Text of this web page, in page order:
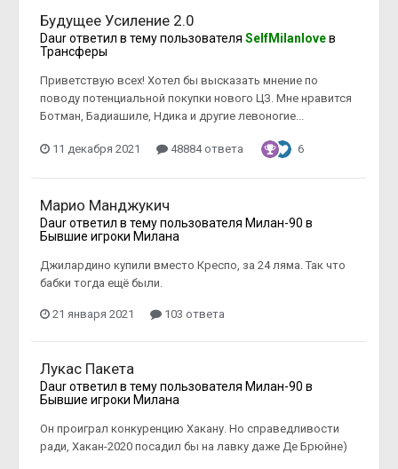
Будущее Усиление 2.0
Daurответил в тему пользователя SelfMilanloveв
Трансферы
Приветствую всех! Хотел бы высказать мнение по
поводу потенциальной покупки нового ЦЗ. Мне нравится
Ботман, Бадиашиле, Ндика и другие левоногие...
11 декабря 2021 48884 ответа 6
Марио Манджукич
Daurответил в тему пользователя Милан-90 в
Бывшие игроки Милана
Джилардино купили вместо Креспо, за 24 ляма. Так что
бабки тогда ещё были.
21 января 2021 103 ответа
Лукас Пакета
Daurответил в тему пользователя Милан-90 в
Бывшие игроки Милана
Он проиграл конкуренцию Хакану. Но справедливости
ради, Хакан-2020 посадил бы на лавку даже Де Брюйне)